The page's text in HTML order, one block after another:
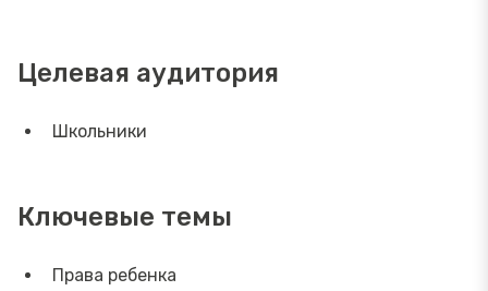
Целевая аудитория
Школьники
Ключевые темы
Права ребенка